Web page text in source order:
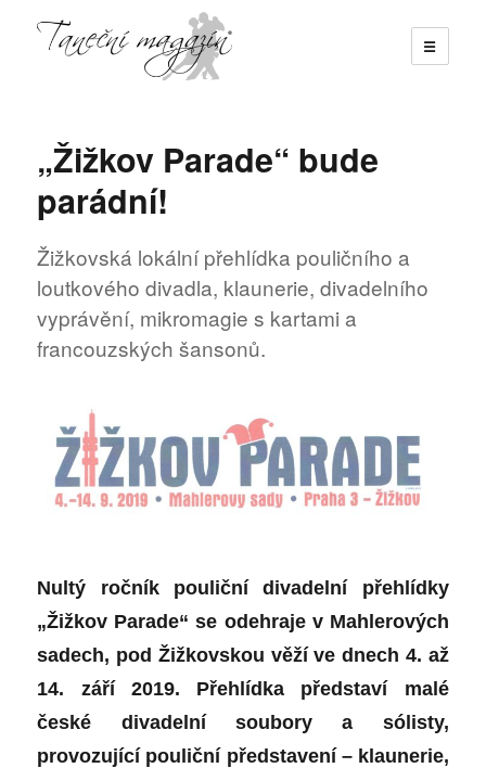
☰
„Žižkov Parade“ bude
parádní!
Žižkovská lokální přehlídka pouličního a
loutkového divadla, klaunerie, divadelního
vyprávění, mikromagie s kartami a
francouzských šansonů.
Nultý ročník pouliční divadelní přehlídky
„Žižkov Parade“ se odehraje v Mahlerových
sadech, pod Žižkovskou věží ve dnech 4. až
14. září 2019. Přehlídka představí malé
české divadelní soubory a sólisty,
provozující pouliční představení – klaunerie,